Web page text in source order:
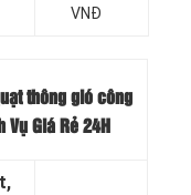
VNĐ
thông gió công
Giá Rẻ 24H